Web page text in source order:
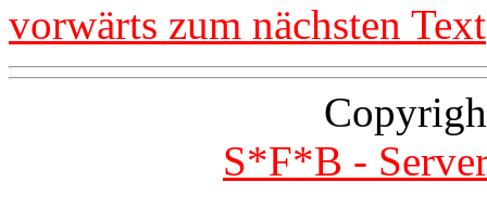
vorwärts zum nächsten Text
S*F*B -